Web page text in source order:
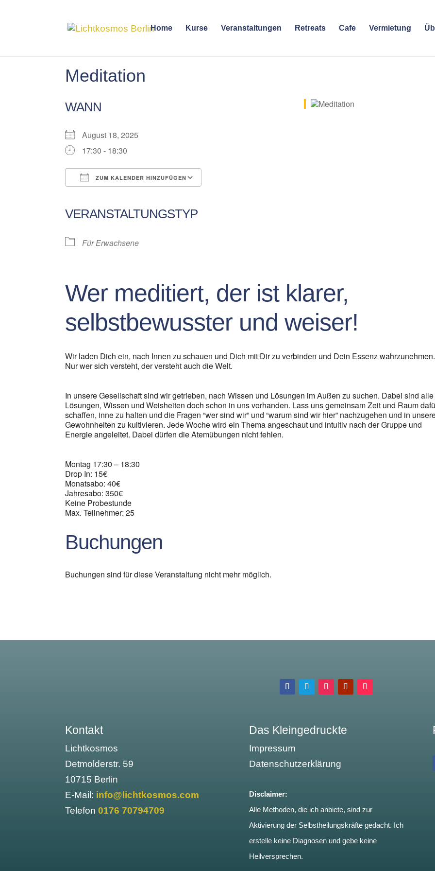
Home Kurse Veranstaltungen Retreats Cafe Vermietung
Meditation
WANN
August 18, 2025
17:30 - 18:30
ZUM KALENDER HINZUFÜGEN
VERANSTALTUNGSTYP
Für Erwachsene
Wer meditiert, der ist klarer,
selbstbewusster und weiser!
Wir laden Dich ein, nach Innen zu schauen und Dich mit Dir zu verbinden und Dein Essenz wahrzunehmen.
Nur wer sich versteht, der versteht auch die Welt.
In unsere Gesellschaft sind wir getrieben, nach Wissen und Lösungen im Außen zu suchen. Dabei sind alle
Lösungen, Wissen und Weisheiten doch schon in uns vorhanden. Lass uns gemeinsam Zeit und Raum
schaffen, inne zu halten und die Fragen “wer sind wir” und “warum sind wir hier” nachzugehen und in
Gewohnheiten zu kultivieren. Jede Woche wird ein Thema angeschaut und intuitiv nach der Gruppe und
Energie angeleitet. Dabei dürfen die Atemübungen nicht fehlen.
Montag 17:30 – 18:30
Drop In: 15€
Monatsabo: 40€
Jahresabo: 350€
Keine Probestunde
Max. Teilnehmer: 25
Buchungen
Buchungen sind für diese Veranstaltung nicht mehr möglich.
Kontakt
Lichtkosmos
Detmolderstr. 59
10715 Berlin
E-Mail: info@lichtkosmos.com
Telefon0176 70794709
Das Kleingedruckte
Impressum
Datenschutzerklärung
Disclaimer:
Alle Methoden, die ich anbiete, sind zur
Aktivierung der Selbstheilungskräfte gedacht. Ich
erstelle keine Diagnosen und gebe keine
Heilversprechen.